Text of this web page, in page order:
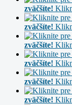
zväčšíte!
zväčšíte!
zväčšíte!
zväčšíte!
zväčšíte!
zväčšíte!